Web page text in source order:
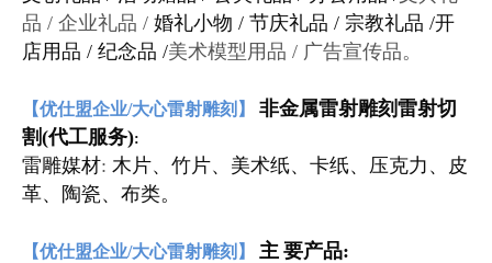
品 / 企业礼品 / 婚礼小物 / 节庆礼品 / 宗教礼品 /开
店用品 / 纪念品 /美术模型用品 / 广告宣传品。
【优仕盟企业/大心雷射雕刻】
非金属雷射雕刻雷射切
割(代工服务):
雷雕媒材: 木片、竹片、美术纸、卡纸、压克力、皮
革、陶瓷、布类。
【优仕盟企业/大心雷射雕刻】 主 要产品: